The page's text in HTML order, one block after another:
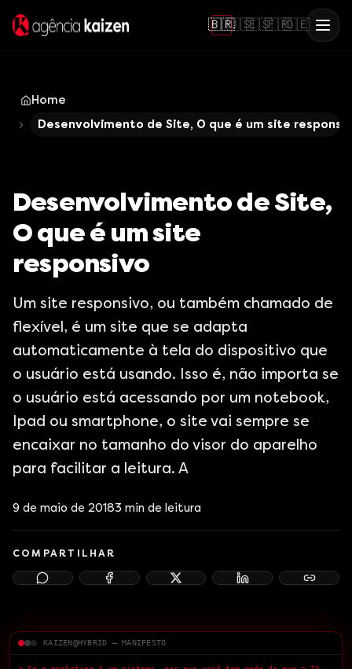
🇧🇷🇺🇸🇪🇸🇫🇷🇩🇪
Home
Desenvolvimento de Site, O que é um site
Desenvolvimento de Site,
O que é um site
responsivo
Um site responsivo, ou também chamado de
flexível, é um site que se adapta
automaticamente à tela do dispositivo que
o usuário está usando. Isso é, não importa se
o usuário está acessando por um notebook,
Ipad ou smartphone, o site vai sempre se
encaixar no tamanho do visor do aparelho
para facilitar a leitura. A
9 de maio de 20183 min de leitura
COMPARTILHAR